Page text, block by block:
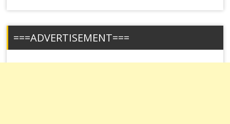
===ADVERTISEMENT===